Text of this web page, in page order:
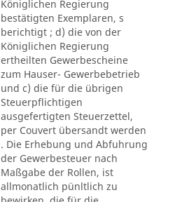
Königlichen Regierung
bestätigten Exemplaren, s
berichtigt ; d) die von der
Königlichen Regierung
ertheilten Gewerbescheine
zum Hauser- Gewerbebetrieb
und c) die für die übrigen
Steuerpflichtigen
ausgefertigten Steuerzettel,
per Couvert übersandt werden
. Die Erhebung und Abfuhrung
der Gewerbesteuer nach
Maßgabe der Rollen, ist
allmonatlich pünltlich zu